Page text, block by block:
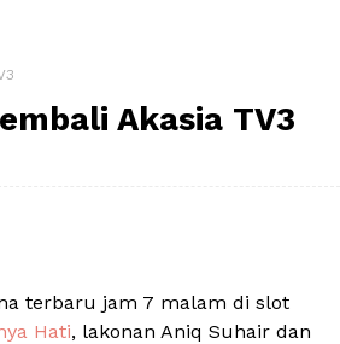
Akasia TV3
terbaru jam 7 malam di slot
Hati, lakonan Aniq Suhair dan